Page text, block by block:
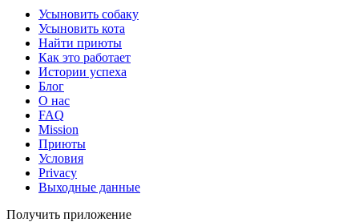
Усыновить собаку
Усыновить кота
Найти приюты
Как это работает
Истории успеха
Блог
О нас
FAQ
Mission
Приюты
Условия
Privacy
Выходные данные
Получить приложение